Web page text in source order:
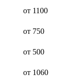
от 1100
от 750
от 500
от 1060